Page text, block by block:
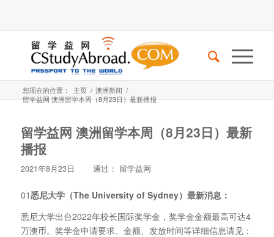
您现在的位置： 主页 / 澳洲新闻 /
留学益网 澳洲留学本周（8月23日）最新播报
留学益网 澳洲留学本周（8月23日）最新
播报
2021年8月23日 通过： 留学益网
01悉尼大学（The University of Sydney）最新消息：
悉尼大学出台2022年校长国际奖学金，奖学金金额最高可达4
万澳币。奖学金申请要求、金额、发放时间等详细信息请见：